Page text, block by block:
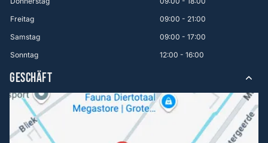
Freitag
09:00 - 21:00
Samstag
09:00 - 17:00
Sonntag
12:00 - 16:00
GESCHÄFT